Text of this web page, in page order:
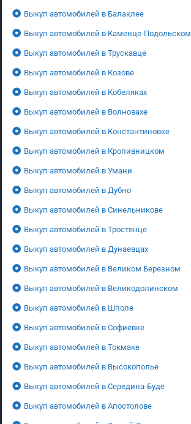
Выкуп автомобилей в Балаклее
Выкуп автомобилей в Каменце-Подольском
Выкуп автомобилей в Трускавце
Выкуп автомобилей в Козове
Выкуп автомобилей в Кобеляках
Выкуп автомобилей в Волновахе
Выкуп автомобилей в Константиновке
Выкуп автомобилей в Кропивницком
Выкуп автомобилей в Умани
Выкуп автомобилей в Дубно
Выкуп автомобилей в Синельникове
Выкуп автомобилей в Тростянце
Выкуп автомобилей в Дунаевцах
Выкуп автомобилей в Великом Березном
Выкуп автомобилей в Великодолинском
Выкуп автомобилей в Шполе
Выкуп автомобилей в Софиевке
Выкуп автомобилей в Токмаке
Выкуп автомобилей в Высокополье
Выкуп автомобилей в Середина-Буде
Выкуп автомобилей в Апостолове